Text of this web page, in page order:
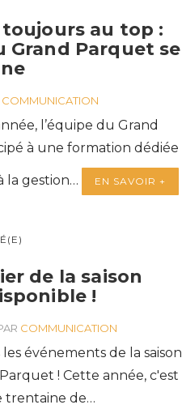
toujours au top :
Grand Parquet se
COMMUNICATION
l’équipe du Grand
à une formation dédiée
la gestion… EN SAVOIR +
de la saison
!
COMMUNICATION
événements de la saison
! Cette année, c'est
trentaine de…